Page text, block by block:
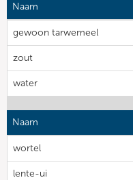
Naam
gewoon tarwemeel
zout
water
Naam
wortel
lente-ui